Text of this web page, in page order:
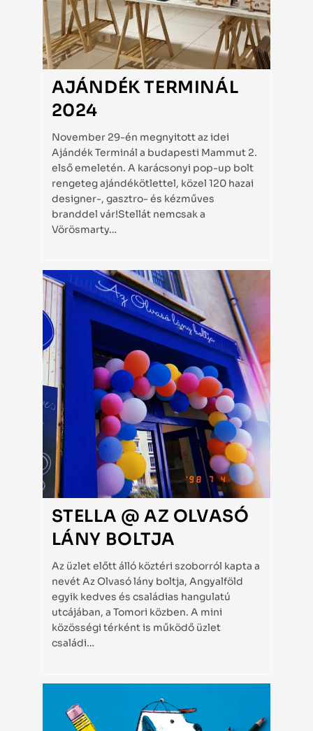
AJÁNDÉK TERMINÁL
2024
November 29-én megnyitott az idei
Ajándék Terminál a budapesti Mammut 2.
első emeletén. A karácsonyi pop-up bolt
rengeteg ajándékötlettel, közel 120 hazai
designer-, gasztro- és kézműves
branddel vár!Stellát nemcsak a
Vörösmarty…
STELLA @ AZ OLVASÓ
LÁNY BOLTJA
Az üzlet előtt álló köztéri szoborról kapta a
nevét Az Olvasó lány boltja, Angyalföld
egyik kedves és családias hangulatú
utcájában, a Tomori közben. A mini
közösségi térként is működő üzlet
családi…